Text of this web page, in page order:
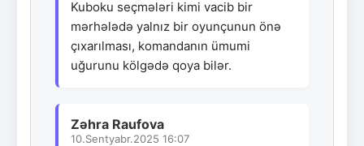
Kuboku seçmələri kimi vacib bir
mərhələdə yalnız bir oyunçunun önə
çıxarılması, komandanın ümumi
uğurunu kölgədə qoya bilər.
Zəhra Raufova
10.Sentyabr.2025 16:07